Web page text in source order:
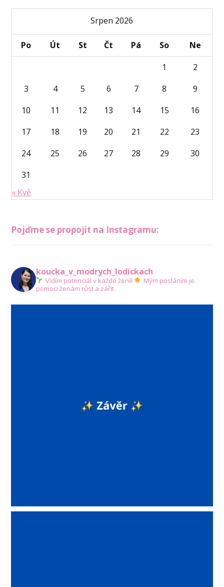
Srpen 2026
Po Út St Čt Pá So
Ne
1
2
3
4 5 6 7 8
9
10
11 12 13 14 15
16
17
18 19 20 21 22
23
24
25 26 27 28 29
30
31
« Kvě
Pojďme se propojit na Instagramu:
koucka_v_modrych_lodickach
Vidím potenciál v každé ženě
Mým posláním je
pomoci ženám růst a zářit